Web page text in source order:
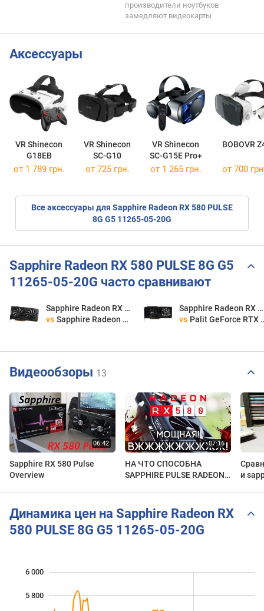
производители ноутбуков
замедляют видеокарты
Аксессуары
VR Shinecon
G18EB
VR Shinecon
SC-G10
VR Shinecon
SC-G15E Pro+
BOBOVR
от 1 789 грн. от 725 грн. от 1 265 грн. от 700
Все аксессуары для Sapphire Radeon RX 580 PULSE
8G G5 11265-05-20G
Sapphire Radeon RX 580 PULSE 8G G5
11265-05-20G часто сравнивают
Sapphire Radeon RX 580 PULSE 8G G5 11265-05-20G
vs Sapphire Radeon RX 5700 XT BE PULSE
Sapphire Radeon RX 580 PULSE 8G G5 11265-05-20G
vs Palit GeForce RTX 3060 Dual V1 LHR
Видеообзоры 13
Sapphire RX 580 Pulse
Overview
НА ЧТО СПОСОБНА
SAPPHIRE PULSE RADEON
и
Динамика цен на Sapphire Radeon RX
580 PULSE 8G G5 11265-05-20G
5 800
6 000